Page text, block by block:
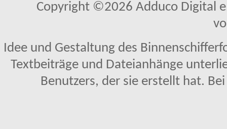
Copyright ©2026 Adduco Digital
Idee und Gestaltung des
Textbeiträge und Dateianhänge
Benutzers, der sie erstellt hat.